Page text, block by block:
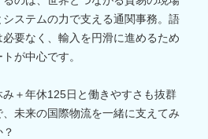
システムの力で支える通関事務。語
必要なく、輸入を円滑に進めるため
が中心です。
み＋年休125日と働きやすさも抜群
、未来の国際物流を一緒に支えてみ